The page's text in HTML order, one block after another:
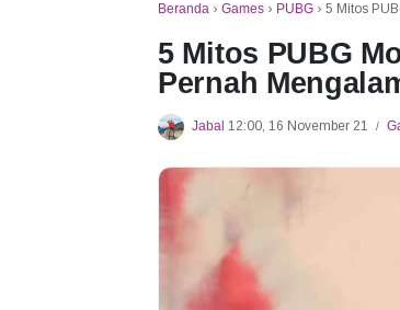
Beranda › Games › PUBG › 5 Mitos
5 Mitos PUBG
Pernah
Jabal 12:00, 16 November 21 /